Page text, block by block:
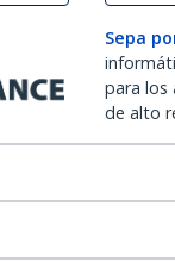
Sepa
para los
de alto